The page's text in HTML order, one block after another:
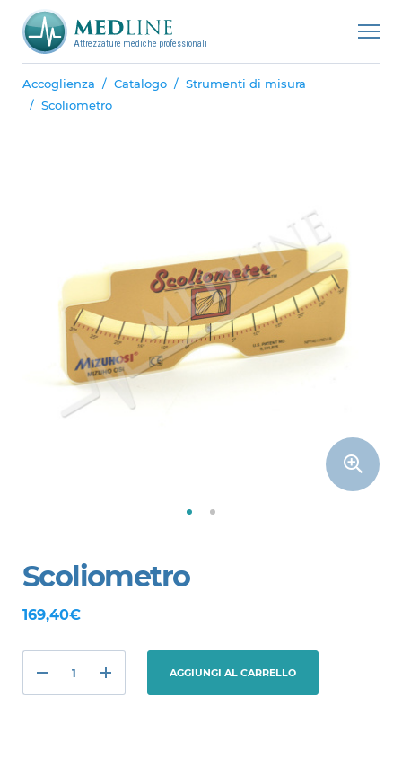
Attrezzature mediche professionali
Accoglienza Catalogo
Strumenti di misura
Scoliometro
Scoliometro
169,40€
AGGIUNGI AL CARRELLO